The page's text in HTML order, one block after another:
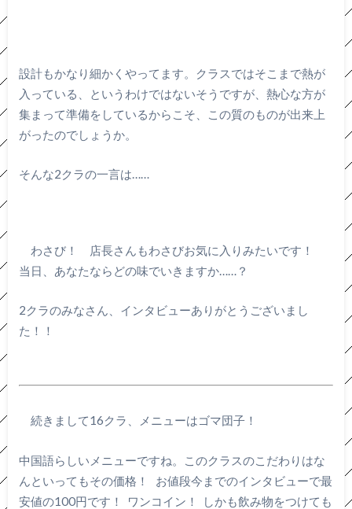
設計もかなり細かくやってます。クラスではそこまで熱が
入っている、というわけではないそうですが、熱心な方が
集まって準備をしているからこそ、この質のものが出来上
がったのでしょうか。
そんな2クラの一言は……
わさび！ 店長さんもわさびお気に入りみたいです！
当日、あなたならどの味でいきますか……？
2クラのみなさん、インタビューありがとうございまし
た！！
続きまして16クラ、メニューはゴマ団子！
中国語らしいメニューですね。このクラスのこだわりはな
んといってもその価格！ お値段今までのインタビューで最
安値の100円です！ ワンコイン！ しかも飲み物をつけても